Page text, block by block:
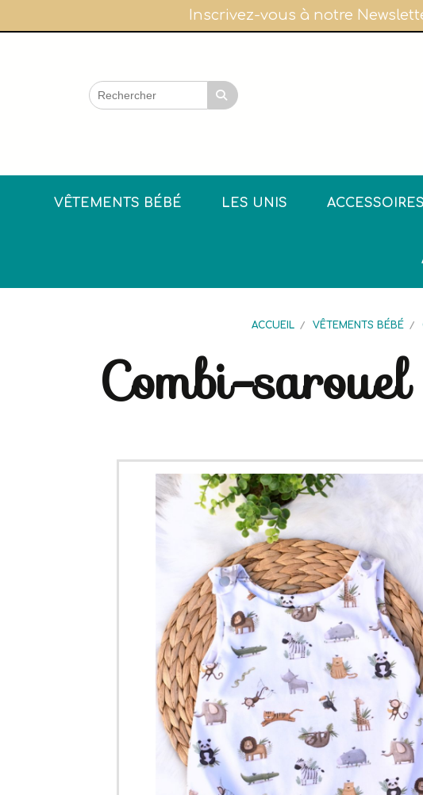
Inscrivez-vous à notre
VÊTEMENTS BÉBÉ LES UNIS
ACCUEIL VÊTEMENTS BÉBÉ
Combi-